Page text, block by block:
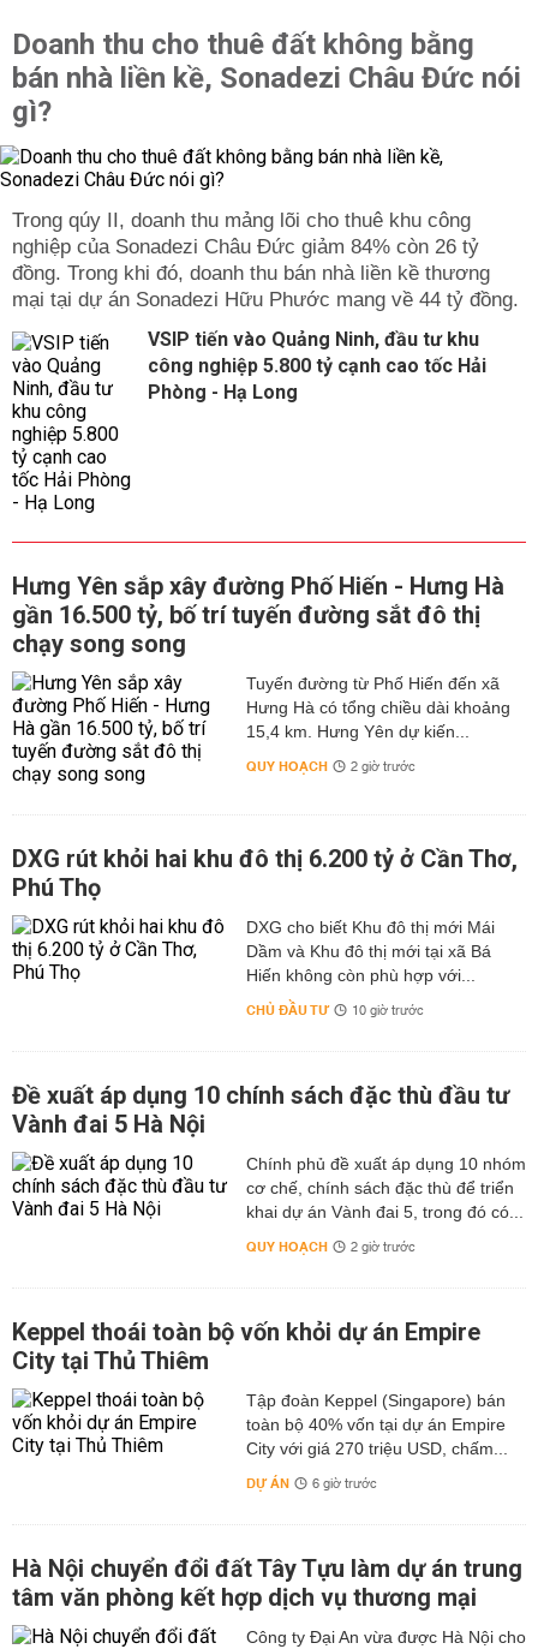
Doanh thu cho thuê đất không bằng
bán nhà liền kề, Sonadezi Châu Đức nói
gì?
Trong qúy II, doanh thu mảng lõi cho thuê khu công
nghiệp của Sonadezi Châu Đức giảm 84% còn 26 tỷ
đồng. Trong khi đó, doanh thu bán nhà liền kề thương
mại tại dự án Sonadezi Hữu Phước mang về 44 tỷ đồng.
VSIP tiến vào Quảng Ninh, đầu tư khu
công nghiệp 5.800 tỷ cạnh cao tốc Hải
Phòng - Hạ Long
Hưng Yên sắp xây đường Phố Hiến - Hưng Hà
gần 16.500 tỷ, bố trí tuyến đường sắt đô thị
chạy song song
Tuyến đường từ Phố Hiến đến xã
Hưng Hà có tổng chiều dài khoảng
15,4 km. Hưng Yên dự kiến...
QUY HOẠCH 2 giờ trước
DXG rút khỏi hai khu đô thị 6.200 tỷ ở Cần Thơ,
Phú Thọ
DXG cho biết Khu đô thị mới Mái
Dầm và Khu đô thị mới tại xã Bá
Hiến không còn phù hợp với...
CHỦ ĐẦU TƯ 10 giờ trước
Đề xuất áp dụng 10 chính sách đặc thù đầu tư
Vành đai 5 Hà Nội
Chính phủ đề xuất áp dụng 10 nhóm
cơ chế, chính sách đặc thù để triển
khai dự án Vành đai 5, trong đó có...
QUY HOẠCH 2 giờ trước
Keppel thoái toàn bộ vốn khỏi dự án Empire
City tại Thủ Thiêm
Tập đoàn Keppel (Singapore) bán
toàn bộ 40% vốn tại dự án Empire
City với giá 270 triệu USD, chấm...
DỰ ÁN 6 giờ trước
Hà Nội chuyển đổi đất Tây Tựu làm dự án trung
tâm văn phòng kết hợp dịch vụ thương mại
Công ty Đại An vừa được Hà Nội cho